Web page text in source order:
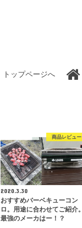
トップページへ
商品レビュー
2020.3.30
おすすめバーベキューコン
ロ。用途に合わせてご紹介。
最強のメーカはー！？